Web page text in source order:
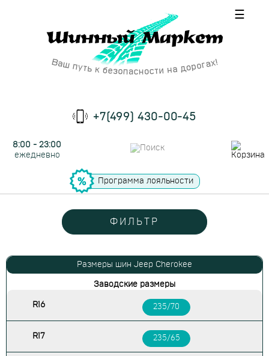
☰
+7(499) 430-00-45
8:00 - 23:00
ежедневно
Программа лояльности
ФИЛЬТР
Размеры шин Jeep Cherokee
Заводские размеры
R16 235/70
R17 235/65